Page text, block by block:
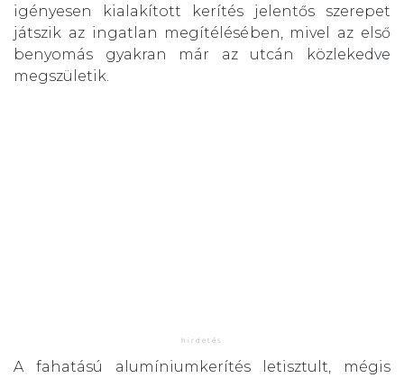
igényesen kialakított kerítés jelentős szerepet
játszik az ingatlan megítélésében, mivel az első
benyomás gyakran már az utcán közlekedve
megszületik.
A fahatású alumíniumkerítés letisztult, mégis